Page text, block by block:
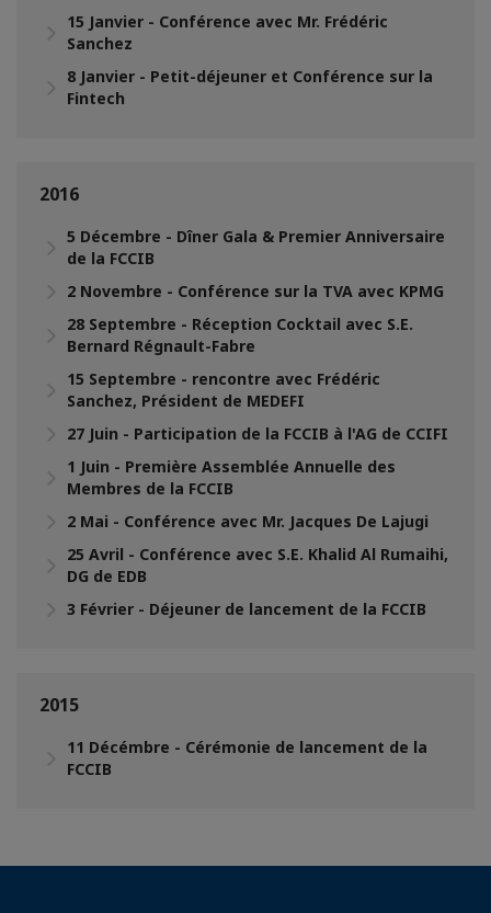
15 Janvier - Conférence avec Mr. Frédéric
Sanchez
8 Janvier - Petit-déjeuner et Conférence sur la
Fintech
2016
5 Décembre - Dîner Gala & Premier Anniversaire
de la FCCIB
2 Novembre - Conférence sur la TVA avec KPMG
28 Septembre - Réception Cocktail avec S.E.
Bernard Régnault-Fabre
15 Septembre - rencontre avec Frédéric
Sanchez, Président de MEDEFI
27 Juin - Participation de la FCCIB à l'AG de CCIFI
1 Juin - Première Assemblée Annuelle des
Membres de la FCCIB
2 Mai - Conférence avec Mr. Jacques De Lajugi
25 Avril - Conférence avec S.E. Khalid Al Rumaihi,
DG de EDB
3 Février - Déjeuner de lancement de la FCCIB
2015
11 Décémbre - Cérémonie de lancement de la
FCCIB